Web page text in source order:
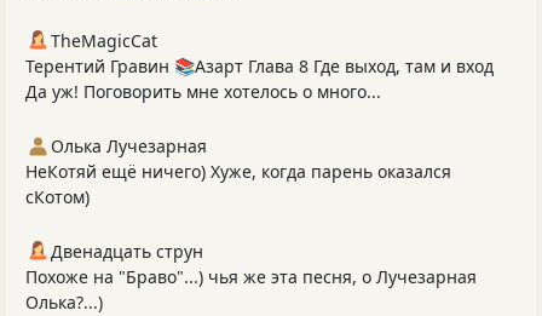
TheMagicCat
Терентий Гравин 📚Азарт Глава 8 Где выход, там и вход
Да уж! Поговорить мне хотелось о много...
Олька Лучезарная
НеКотяй ещё ничего) Хуже, когда парень оказался
сКотом)
Двенадцать струн
Похоже на "Браво"...) чья же эта песня, о Лучезарная
Олька?...)